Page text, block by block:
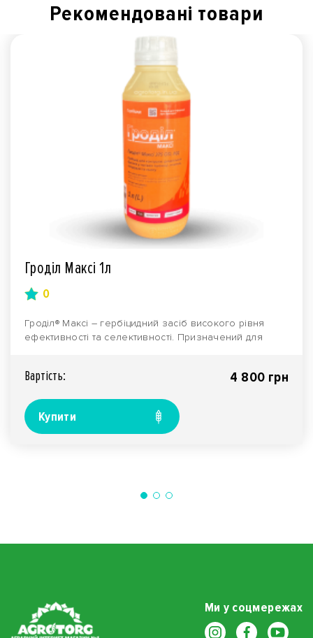
Рекомендованi товари
Гроділ Максі 1л
0
Гроділ® Максі – гербіцидний засіб високого рівня
ефективності та селективності. Призначений для
Вартiсть: 4 800 грн
Купити
Ми у соцмережах